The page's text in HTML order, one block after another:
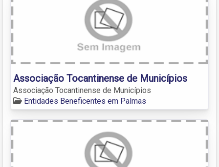
Associação Tocantinense de Municípios
Associação Tocantinense de Municípios
Entidades Beneficentes em Palmas